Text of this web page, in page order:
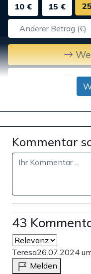
10 €
15 €
Kommentar
43
Teresa26.07.2024
Melden